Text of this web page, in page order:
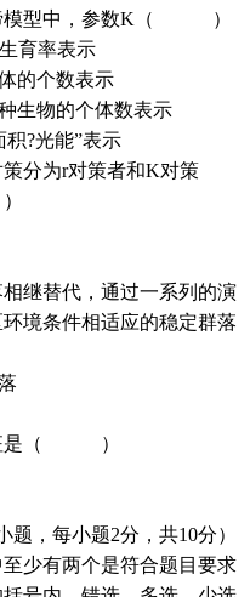
谛模型中，参数K（ ）
育率表示
的个数表示
生物的个体数表示
?光能”表示
分为r对策者和K对策
继替代，通过一系列的演
境条件相适应的稳定群落
征是（ ）
，每小题2分，共10分）
少有两个是符合题目要求